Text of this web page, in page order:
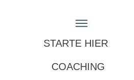
STARTE HIER
COACHING